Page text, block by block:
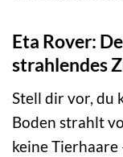
Eta Rover:
strahlendes
Stell dir vor, du
Boden strahlt
keine